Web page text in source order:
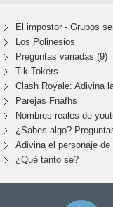
El impostor - Grupos
Los Polinesios
Preguntas variadas (9)
Tik Tokers
Clash Royale: Adivina
Parejas Fnafhs
Nombres reales de
¿Sabes algo?
Adivina el personaje de
¿Qué tanto se?